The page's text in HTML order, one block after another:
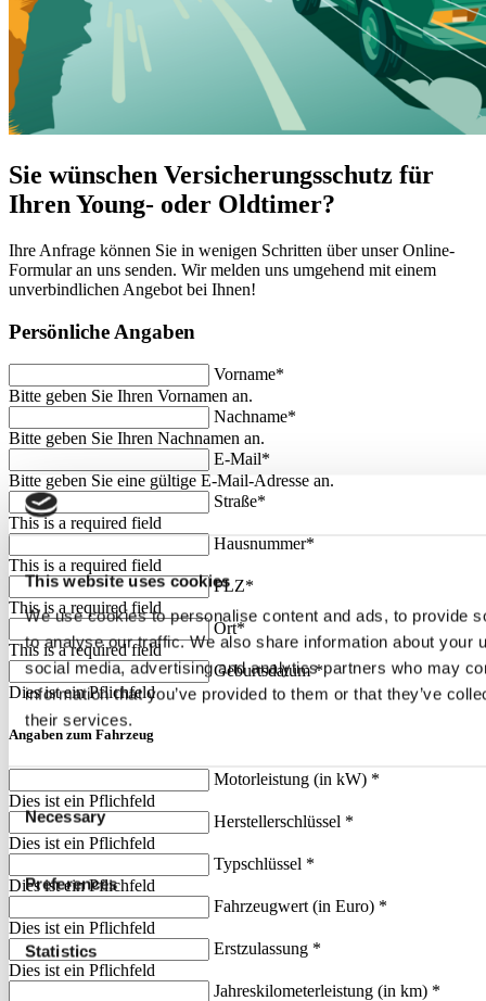
This website uses cookies
We use cookies to personalise content and ads, to provide
to analyse our traffic. We also share information about your
social media, advertising and analytics partners who may
information that you’ve provided to them or that they’ve
their services.
Consent
Selection
Necessary
Preferences
Statistics
Sie wünschen Versicherungsschutz für
Ihren Young- oder Oldtimer?
Ihre Anfrage können Sie in wenigen Schritten über unser Online-
Formular an uns senden. Wir melden uns umgehend mit einem
unverbindlichen Angebot bei Ihnen!
Persönliche Angaben
Vorname*
Bitte geben Sie Ihren Vornamen an.
Nachname*
Bitte geben Sie Ihren Nachnamen an.
E-Mail*
Bitte geben Sie eine gültige E-Mail-Adresse an.
Straße*
This is a required field
Hausnummer*
This is a required field
PLZ*
This is a required field
Ort*
This is a required field
Geburtsdatum *
Dies ist ein Pflichfeld
Angaben zum Fahrzeug
Motorleistung (in kW) *
Dies ist ein Pflichfeld
Herstellerschlüssel *
Dies ist ein Pflichfeld
Typschlüssel *
Dies ist ein Pflichfeld
Fahrzeugwert (in Euro) *
Dies ist ein Pflichfeld
Erstzulassung *
Dies ist ein Pflichfeld
Jahreskilometerleistung (in km) *